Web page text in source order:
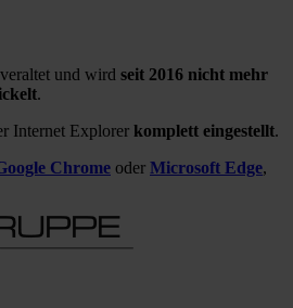
und wird seit 2016 nicht mehr
.
Internet Explorer komplett eingestellt.
Chrome oder Microsoft Edge,